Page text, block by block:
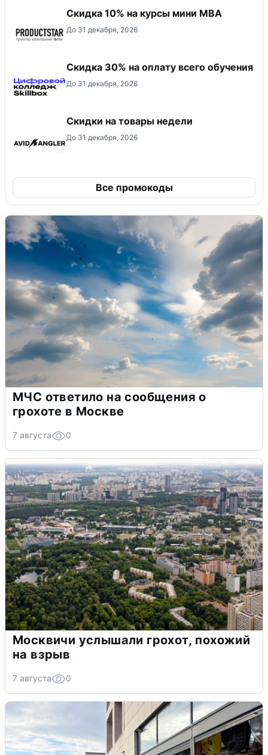
Скидка 10% на курсы мини MBA
До 31 декабря, 2026
Скидка 30% на оплату всего обучения
До 31 декабря, 2026
Скидки на товары недели
До 31 декабря, 2026
Все промокоды
МЧС ответило на сообщения о
грохоте в Москве
7 августа 0
Москвичи услышали грохот, похожий
на взрыв
7 августа 0